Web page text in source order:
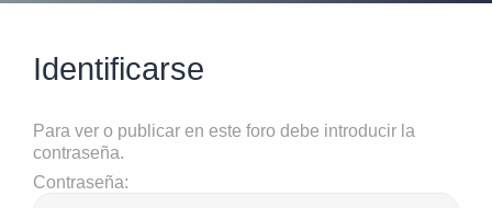
Identificarse
Para ver o publicar en este foro debe introducir la
contraseña.
Contraseña: